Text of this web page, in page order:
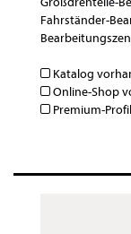
Fahrständer-
Katalog
Online-Shop
Premium-Profil